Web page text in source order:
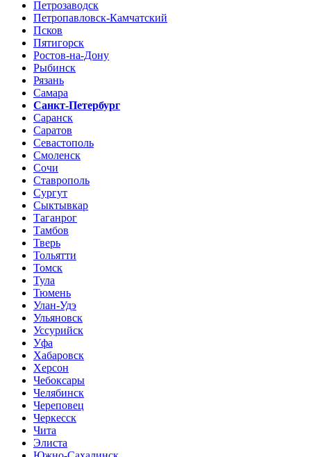
Петрозаводск
Петропавловск-Камчатский
Псков
Пятигорск
Ростов-на-Дону
Рыбинск
Рязань
Самара
Санкт-Петербург
Саранск
Саратов
Севастополь
Смоленск
Сочи
Ставрополь
Сургут
Сыктывкар
Таганрог
Тамбов
Тверь
Тольятти
Томск
Тула
Тюмень
Улан-Удэ
Ульяновск
Уссурийск
Уфа
Хабаровск
Херсон
Чебоксары
Челябинск
Череповец
Черкесск
Чита
Элиста